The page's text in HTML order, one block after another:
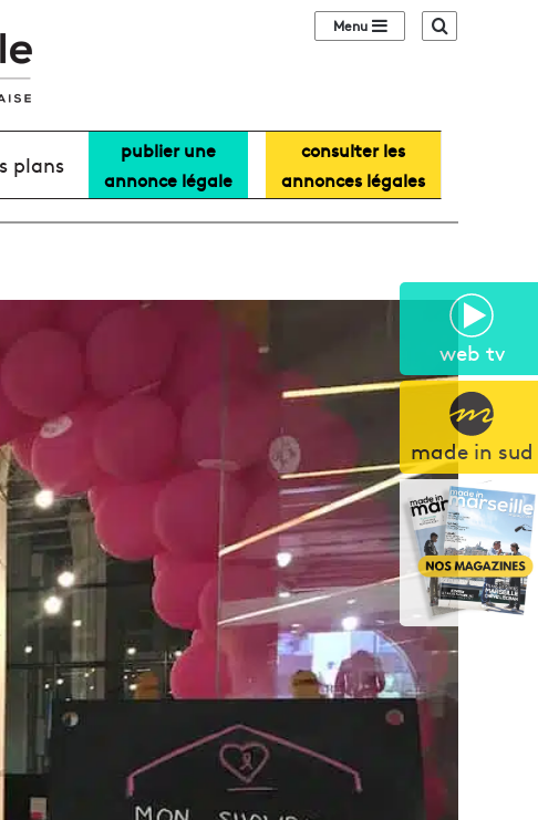
web tv
made in sud
Sidebar (barre
plans
publier une
annonce légale
consulter les
annonces légales